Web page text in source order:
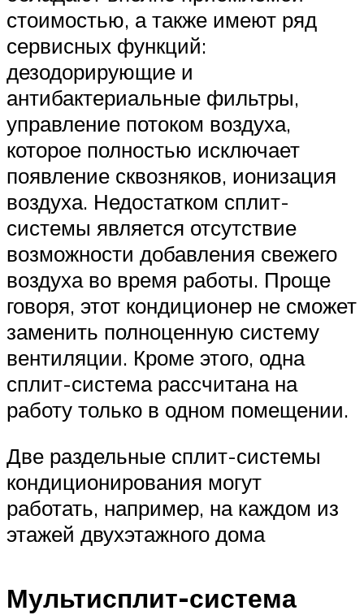
стоимостью, а также имеют ряд
сервисных функций:
дезодорирующие и
антибактериальные фильтры,
управление потоком воздуха,
которое полностью исключает
появление сквозняков, ионизация
воздуха. Недостатком сплит-
системы является отсутствие
возможности добавления свежего
воздуха во время работы. Проще
говоря, этот кондиционер не сможет
заменить полноценную систему
вентиляции. Кроме этого, одна
сплит-система рассчитана на
работу только в одном помещении.
Две раздельные сплит-системы
кондиционирования могут
работать, например, на каждом из
этажей двухэтажного дома
Мультисплит-система